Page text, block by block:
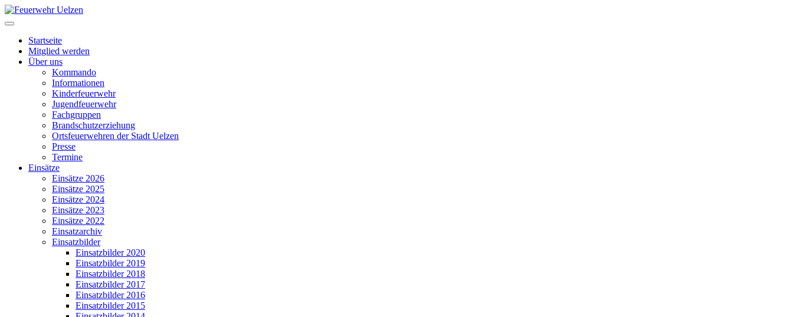
Startseite
Mitglied werden
Über uns
Kommando
Informationen
Kinderfeuerwehr
Jugendfeuerwehr
Fachgruppen
Brandschutzerziehung
Ortsfeuerwehren der Stadt Uelzen
Presse
Termine
Einsätze
Einsätze 2026
Einsätze 2025
Einsätze 2024
Einsätze 2023
Einsätze 2022
Einsatzarchiv
Einsatzbilder
Einsatzbilder 2020
Einsatzbilder 2019
Einsatzbilder 2018
Einsatzbilder 2017
Einsatzbilder 2016
Einsatzbilder 2015